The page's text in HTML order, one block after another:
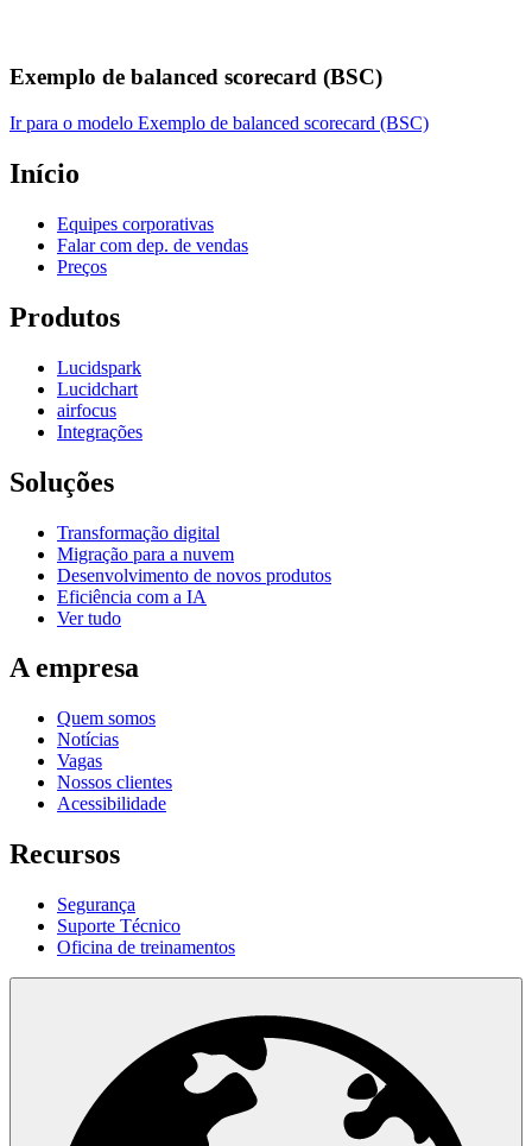
Exemplo de balanced scorecard (BSC)
Ir para o modelo Exemplo de balanced scorecard (BSC)
Início
Equipes corporativas
Falar com dep. de vendas
Preços
Produtos
Lucidspark
Lucidchart
airfocus
Integrações
Soluções
Transformação digital
Migração para a nuvem
Desenvolvimento de novos produtos
Eficiência com a IA
Ver tudo
A empresa
Quem somos
Notícias
Vagas
Nossos clientes
Acessibilidade
Recursos
Segurança
Suporte Técnico
Oficina de treinamentos